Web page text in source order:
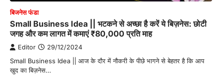
बिजनेस फंडा
Small Business Idea || भटकने से अच्छा है करें ये बिज़नेस: छोटी
जगह और कम लागत में कमाएं ₹80,000 प्रति माह
Editor 29/12/2024
Small Business Idea || आज के दौर में नौकरी के पीछे भागने से बेहतर है कि आप
खुद का बिज़नेस…